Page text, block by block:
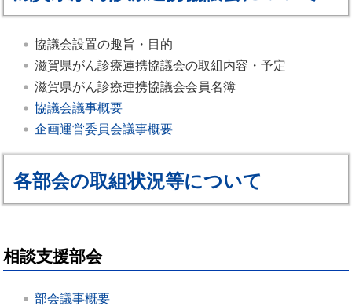
協議会設置の趣旨・目的
滋賀県がん診療連携協議会の取組内容・予定
滋賀県がん診療連携協議会会員名簿
協議会議事概要
企画運営委員会議事概要
各部会の取組状況等について
相談支援部会
部会議事概要